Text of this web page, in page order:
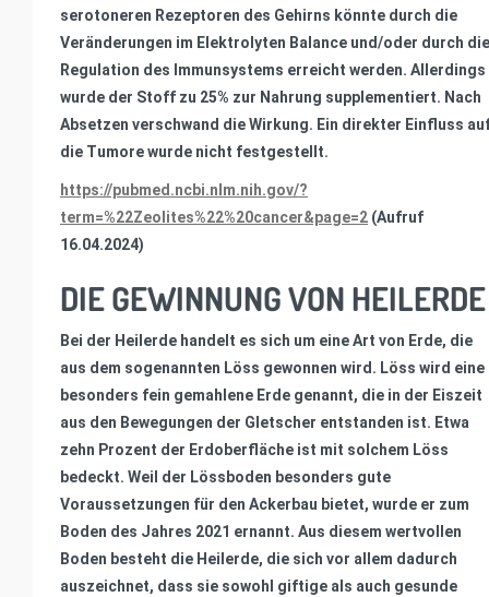
serotoneren Rezeptoren des Gehirns könnte durch die
Veränderungen im Elektrolyten Balance und/oder durch die
Regulation des Immunsystems erreicht werden. Allerdings
wurde der Stoff zu 25% zur Nahrung supplementiert. Nach
Absetzen verschwand die Wirkung. Ein direkter Einfluss
die Tumore wurde nicht festgestellt.
https://pubmed.ncbi.nlm.nih.gov/?
term=%22Zeolites%22%20cancer&page=2 (Aufruf
16.04.2024)
DIE GEWINNUNG VON HEILERDE
Bei der Heilerde handelt es sich um eine Art von Erde, die
aus dem sogenannten Löss gewonnen wird. Löss wird eine
besonders fein gemahlene Erde genannt, die in der Eiszeit
aus den Bewegungen der Gletscher entstanden ist. Etwa
zehn Prozent der Erdoberfläche ist mit solchem Löss
bedeckt. Weil der Lössboden besonders gute
Voraussetzungen für den Ackerbau bietet, wurde er zum
Boden des Jahres 2021 ernannt. Aus diesem wertvollen
Boden besteht die Heilerde, die sich vor allem dadurch
auszeichnet, dass sie sowohl giftige als auch gesunde